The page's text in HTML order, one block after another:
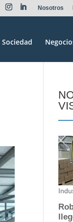
Nosotros
Sociedad